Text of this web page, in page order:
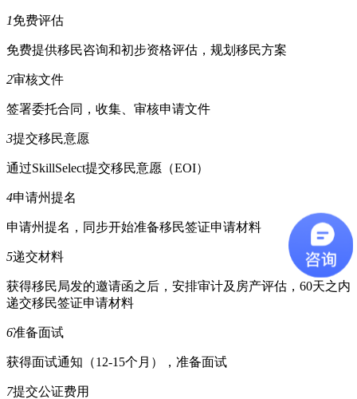
1免费评估
免费提供移民咨询和初步资格评估，规划移民方案
2审核文件
签署委托合同，收集、审核申请文件
3提交移民意愿
通过SkillSelect提交移民意愿（EOI）
4申请州提名
申请州提名，同步开始准备移民签证申请材料
5递交材料
获得移民局发的邀请函之后，安排审计及房产评估，60天之内
递交移民签证申请材料
6准备面试
获得面试通知（12-15个月），准备面试
7提交公证费用